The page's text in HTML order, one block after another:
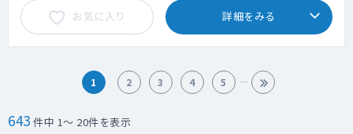
お気に入り 詳細をみる
1 2 3 4 5
643 件中 1～ 20件を表示